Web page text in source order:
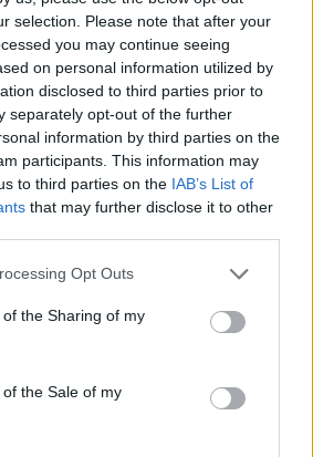
selection. Please note that after your
you may continue seeing
on personal information utilized by
disclosed to third parties prior to
separately opt-out of the further
information by third parties on the
participants. This information may
to third parties on the IAB’s List of
that may further disclose it to other
Opt Outs
the Sharing of my
the Sale of my
C